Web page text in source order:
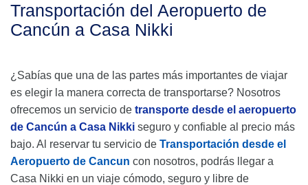
Transportación del Aeropuerto de
Cancún a Casa Nikki
¿Sabías que una de las partes más importantes de viajar
es elegir la manera correcta de transportarse? Nosotros
ofrecemos un servicio de transporte desde el aeropuerto
de Cancún a Casa Nikki seguro y confiable al precio más
bajo. Al reservar tu servicio de Transportación desde el
Aeropuerto de Cancun con nosotros, podrás llegar a
Casa Nikki en un viaje cómodo, seguro y libre de